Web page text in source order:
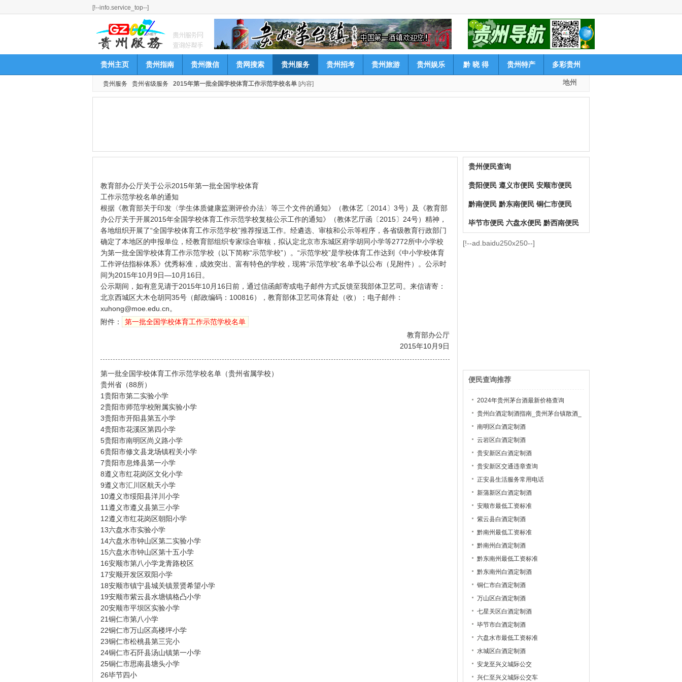
[!--info.service_top--]
贵州主页 贵州指南 贵州微信 贵网搜索 贵州服务 贵州招考 贵州旅游 贵州娱乐 黔 晓 得 贵州特产 多彩贵州
贵州服务 贵州省级服务 2015年第一批全国学校体育工作示范学校名单 [内容] 地州
教育部办公厅关于公示2015年第一批全国学校体育
工作示范学校名单的通知
根据《教育部关于印发〈学生体质健康监测评价办法〉等三个文件的通知》（教体艺〔2014〕3号）及《教育部
办公厅关于开展2015年全国学校体育工作示范学校复核公示工作的通知》（教体艺厅函〔2015〕24号）精神，
各地组织开展了“全国学校体育工作示范学校”推荐报送工作。经遴选、审核和公示等程序，各省级教育行政部门
确定了本地区的申报单位，经教育部组织专家综合审核，拟认定北京市东城区府学胡同小学等2772所中小学校
为第一批全国学校体育工作示范学校（以下简称“示范学校”）。“示范学校”是学校体育工作达到《中小学校体育
工作评估指标体系》优秀标准，成效突出、富有特色的学校，现将“示范学校”名单予以公布（见附件）。公示时
间为2015年10月9日—10月16日。
公示期间，如有意见请于2015年10月16日前，通过信函邮寄或电子邮件方式反馈至我部体卫艺司。来信请寄：
北京西城区大木仓胡同35号（邮政编码：100816），教育部体卫艺司体育处（收）；电子邮件：
xuhong@moe.edu.cn。
附件：
第一批全国学校体育工作示范学校名单
教育部办公厅
2015年10月9日
第一批全国学校体育工作示范学校名单（贵州省属学校）
贵州省（88所）
1贵阳市第二实验小学
2贵阳市师范学校附属实验小学
3贵阳市开阳县第五小学
4贵阳市花溪区第四小学
5贵阳市南明区尚义路小学
6贵阳市修文县龙场镇程关小学
7贵阳市息烽县第一小学
8遵义市红花岗区文化小学
9遵义市汇川区航天小学
10遵义市绥阳县洋川小学
11遵义市遵义县第三小学
12遵义市红花岗区朝阳小学
13六盘水市实验小学
14六盘水市钟山区第二实验小学
15六盘水市钟山区第十五小学
16安顺市第八小学龙青路校区
17安顺开发区双阳小学
18安顺市镇宁县城关镇景贤希望小学
19安顺市紫云县水塘镇格凸小学
20安顺市平坝区实验小学
21铜仁市第八小学
22铜仁市万山区高楼坪小学
23铜仁市松桃县第三完小
24铜仁市石阡县汤山镇第一小学
25铜仁市思南县塘头小学
26毕节四小
贵州便民查询
贵阳便民 遵义市便民 安顺市便民
黔南便民 黔东南便民 铜仁市便民
毕节市便民 六盘水便民 黔西南便民
[!--ad.baidu250x250--]
便民查询推荐
2024年贵州茅台酒最新价格查询
贵州白酒定制酒指南_贵州茅台镇散酒_
茅台镇白酒加盟
南明区白酒定制酒
云岩区白酒定制酒
贵安新区白酒定制酒
贵安新区交通违章查询
正安县生活服务常用电话
新蒲新区白酒定制酒
安顺市最低工资标准
紫云县白酒定制酒
黔南州最低工资标准
黔南州白酒定制酒
黔东南州最低工资标准
黔东南州白酒定制酒
铜仁市白酒定制酒
万山区白酒定制酒
七星关区白酒定制酒
毕节市白酒定制酒
六盘水市最低工资标准
水城区白酒定制酒
安龙至兴义城际公交
兴仁至兴义城际公交车